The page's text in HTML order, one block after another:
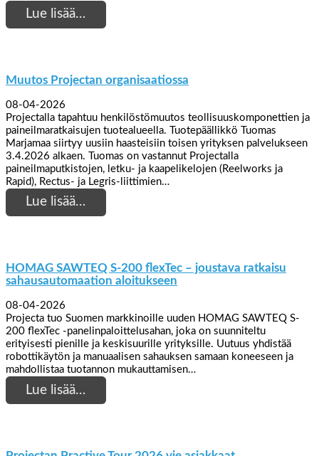
Lue lisää…
Muutos Projectan organisaatiossa
08-04-2026
Projectalla tapahtuu henkilöstömuutos teollisuuskomponettien ja
paineilmaratkaisujen tuotealueella. Tuotepäällikkö Tuomas
Marjamaa siirtyy uusiin haasteisiin toisen yrityksen palvelukseen
3.4.2026 alkaen. Tuomas on vastannut Projectalla
paineilmaputkistojen, letku- ja kaapelikelojen (Reelworks ja
Rapid), Rectus- ja Legris-liittimien…
Lue lisää…
HOMAG SAWTEQ S-200 flexTec – joustava ratkaisu
sahausautomaation aloitukseen
08-04-2026
Projecta tuo Suomen markkinoille uuden HOMAG SAWTEQ S-
200 flexTec -panelinpaloittelusahan, joka on suunniteltu
erityisesti pienille ja keskisuurille yrityksille. Uutuus yhdistää
robottikäytön ja manuaalisen sahauksen samaan koneeseen ja
mahdollistaa tuotannon mukauttamisen…
Lue lisää…